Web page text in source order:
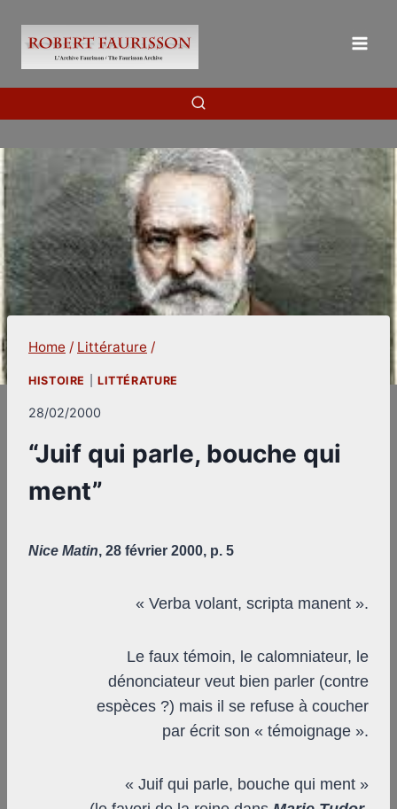
content
Home / Littérature /
HISTOIRE LITTÉRATURE
28/02/2000
“Juif qui parle, bouche qui
ment”
Nice Matin, 28 février 2000, p. 5
« Verba volant, scripta manent ».
Le faux témoin, le calomniateur, le
dénonciateur veut bien parler (contre
espèces ?) mais il se refuse à coucher
par écrit son « témoignage ».
« Juif qui parle, bouche qui ment »